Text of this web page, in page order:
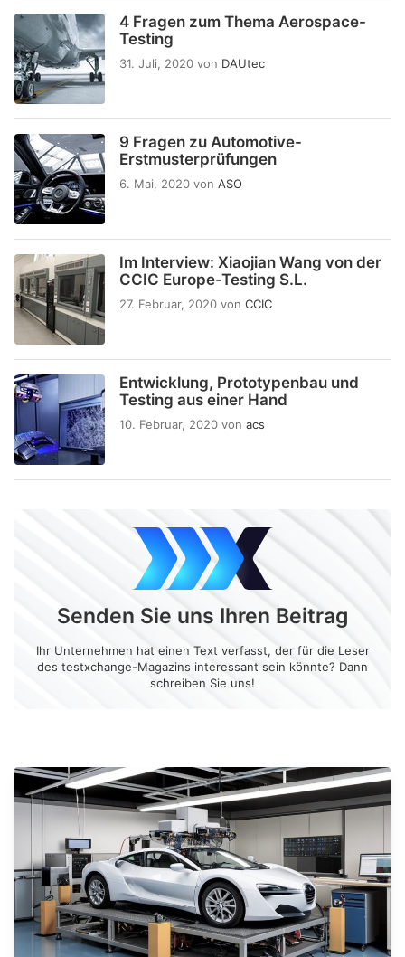
4 Fragen zum Thema Aerospace-
Testing
31. Juli, 2020 von DAUtec
9 Fragen zu Automotive-
Erstmusterprüfungen
6. Mai, 2020 von ASO
Im Interview: Xiaojian Wang von der
CCIC Europe-Testing S.L.
27. Februar, 2020 von CCIC
Entwicklung, Prototypenbau und
Testing aus einer Hand
10. Februar, 2020 von acs
Senden Sie uns Ihren Beitrag
Ihr Unternehmen hat einen Text verfasst, der für die Leser
des testxchange-Magazins interessant sein könnte? Dann
schreiben Sie uns!